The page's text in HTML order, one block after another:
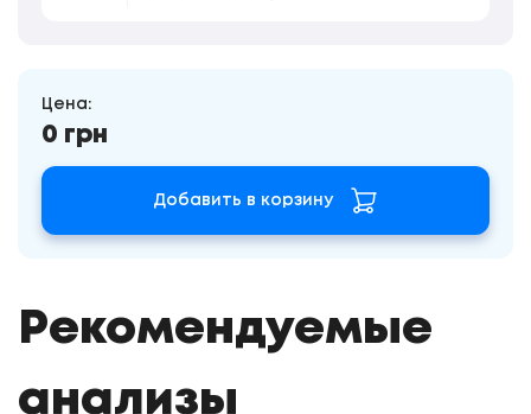
Цена:
0 грн
Добавить в корзину
Рекомендуемые
анализы